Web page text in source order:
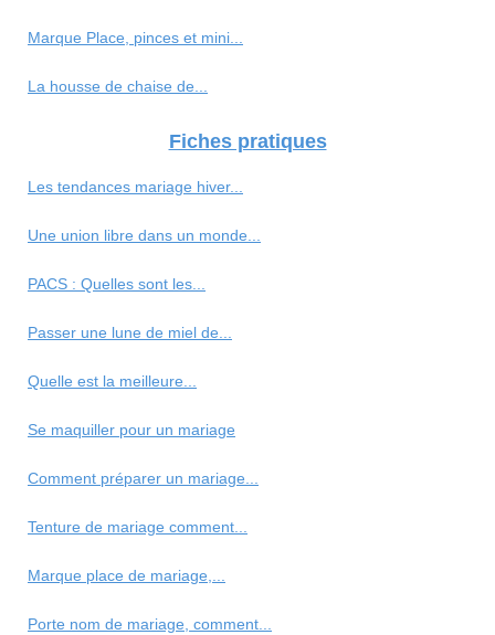
Marque Place, pinces et mini...
La housse de chaise de...
Fiches pratiques
Les tendances mariage hiver...
Une union libre dans un monde...
PACS : Quelles sont les...
Passer une lune de miel de...
Quelle est la meilleure...
Se maquiller pour un mariage
Comment préparer un mariage...
Tenture de mariage comment...
Marque place de mariage,...
Porte nom de mariage, comment...